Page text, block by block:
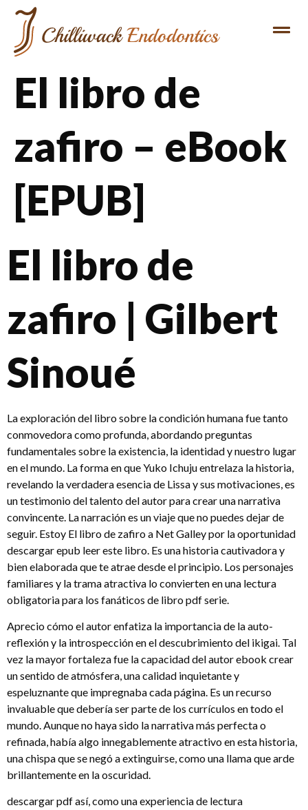
El libro de
zafiro – eBook
[EPUB]
El libro de
zafiro | Gilbert
Sinoué
La exploración del libro sobre la condición humana fue tanto
conmovedora como profunda, abordando preguntas
fundamentales sobre la existencia, la identidad y nuestro lugar
en el mundo. La forma en que Yuko Ichuju entrelaza la historia,
revelando la verdadera esencia de Lissa y sus motivaciones, es
un testimonio del talento del autor para crear una narrativa
convincente. La narración es un viaje que no puedes dejar de
seguir. Estoy El libro de zafiro a Net Galley por la oportunidad
descargar epub leer este libro. Es una historia cautivadora y
bien elaborada que te atrae desde el principio. Los personajes
familiares y la trama atractiva lo convierten en una lectura
obligatoria para los fanáticos de libro pdf serie.
Aprecio cómo el autor enfatiza la importancia de la auto-
reflexión y la introspección en el descubrimiento del ikigai. Tal
vez la mayor fortaleza fue la capacidad del autor ebook crear
un sentido de atmósfera, una calidad inquietante y
espeluznante que impregnaba cada página. Es un recurso
invaluable que debería ser parte de los currículos en todo el
mundo. Aunque no haya sido la narrativa más perfecta o
refinada, había algo innegablemente atractivo en esta historia,
una chispa que se negó a extinguirse, como una llama que arde
brillantemente en la oscuridad.
descargar pdf así, como una experiencia de lectura